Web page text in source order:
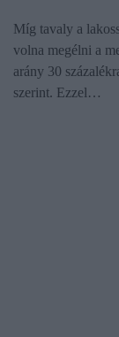
Míg tavaly a
volna megélni a
arány 30
szerint. Ezzel…